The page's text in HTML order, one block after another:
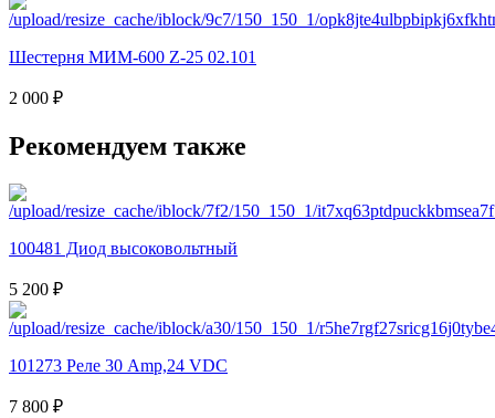
Шестерня МИМ-600 Z-25 02.101
2 000 ₽
Рекомендуем также
100481 Диод высоковольтный
5 200 ₽
101273 Реле 30 Amp,24 VDC
7 800 ₽